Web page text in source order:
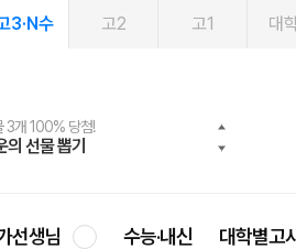
3·N수 고2 고1 대
3개 100% 당첨!
의 선물 뽑기
100% 증정!
스터디 X 올리브
학 스터디 캐시백
런 썸머스쿨
러셀 단과
공개선발
트러닝앱
EVENT
스
무료 체험권
스 수강생 무료혜택!
클럽 멤버십
공헌 캠페인
이룸 메가나눔
선생님 수능·내신 대학별고